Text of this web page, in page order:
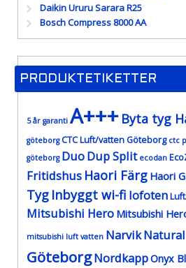
Daikin Ururu Sarara R25
Bosch Compress 8000 AA
PRODUKTETIKETTER
5 år garanti A+++ Byta tyg
göteborg CTC Luft/vatten Göteborg ctc
göteborg DuoDup Split ecodan
Fritidshus Haori Färg Haori
Tyg Inbyggt wi-fi lofoten
Mitsubishi Hero Mitsubishi
mitsubishi luft vatten Narvik
GöteborgNordkappOnyx